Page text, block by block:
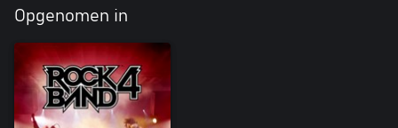
Opgenomen in